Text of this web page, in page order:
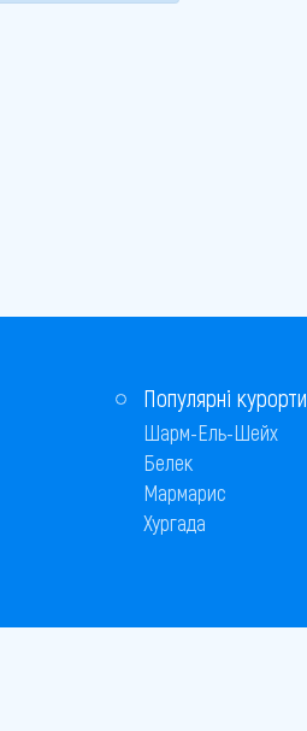
Популярні курорти
Шарм-Ель-Шейх
Белек
Мармарис
Хургада